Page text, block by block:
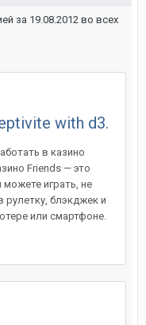
за 19.08.2012 во всех
with d3.
в казино
Friends — это
играть, не
блэкджек и
или смартфоне.